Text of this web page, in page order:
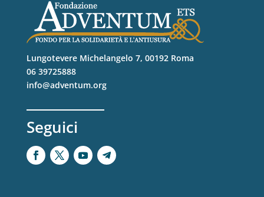
Lungotevere Michelangelo 7, 00192 Roma
06 39725888
info@adventum.org
Seguici